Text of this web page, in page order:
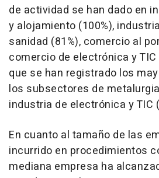
de actividad se han dado en
y alojamiento (100%),
sanidad (81%), comercio al
comercio de electrónica y
que se han registrado los
los subsectores de
industria de electrónica y TIC
En cuanto al tamaño de las
incurrido en procedimientos
mediana empresa ha